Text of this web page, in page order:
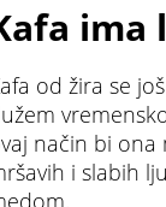
ima
od žira se
način bi ona
i slabih